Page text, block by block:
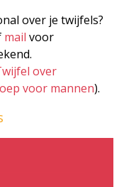
over je twijfels?
mail voor
over
voor mannen).